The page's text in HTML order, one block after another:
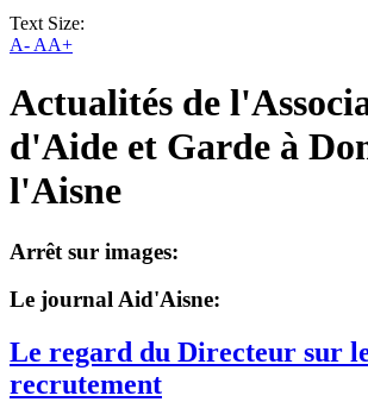
Text Size:
A- AA+
Actualités de
d'Aide et Garde à
l'Aisne
Arrêt sur images:
Le journal Aid'Aisne:
Le regard du Directeur sur
recrutement